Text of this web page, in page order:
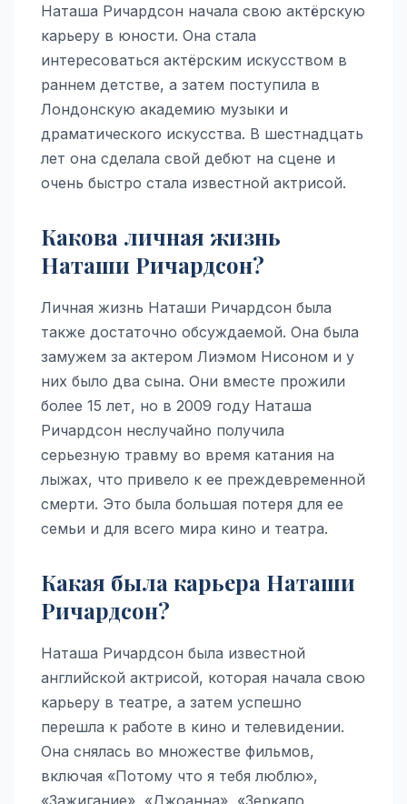
Наташа Ричардсон начала свою актёрскую
карьеру в юности. Она стала
интересоваться актёрским искусством в
раннем детстве, а затем поступила в
Лондонскую академию музыки и
драматического искусства. В шестнадцать
лет она сделала свой дебют на сцене и
очень быстро стала известной актрисой.
Какова личная жизнь
Наташи Ричардсон?
Личная жизнь Наташи Ричардсон была
также достаточно обсуждаемой. Она была
замужем за актером Лиэмом Нисоном и у
них было два сына. Они вместе прожили
более 15 лет, но в 2009 году Наташа
Ричардсон неслучайно получила
серьезную травму во время катания на
лыжах, что привело к ее преждевременной
смерти. Это была большая потеря для ее
семьи и для всего мирa кино и театрa.
Какая была карьера Наташи
Ричардсон?
Наташа Ричардсон была известной
английской актрисой, которая начала свою
карьеру в театре, а затем успешно
перешла к работе в кино и телевидении.
Она снялась во множестве фильмов,
включая «Потому что я тебя люблю»,
«Зажигание», «Джоанна», «Зеркало,